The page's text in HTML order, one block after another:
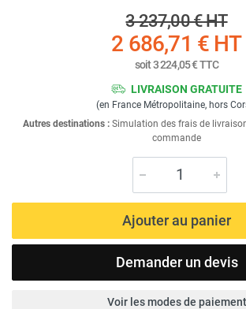
3 237,00 €HT
2 686,71 € HT
soit3 224,05 €TTC
LIVRAISON GRATUITE
(en France Métropolitaine, hors
Autres destinations : Simulation des frais de
commande
Ajouter au panier
Demander un devis
Voir les modes de paiement